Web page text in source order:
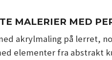
MALERIER MED
akrylmaling på lerret,
elementer fra abstrakt